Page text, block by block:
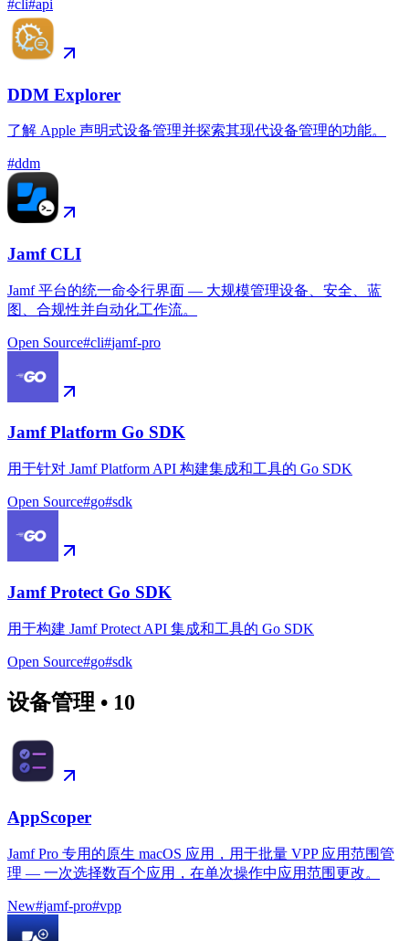
#cli#api
DDM Explorer
了解 Apple 声明式设备管理并探索其现代设备管理的功能。
#ddm
Jamf CLI
Jamf 平台的统一命令行界面 — 大规模管理设备、安全、蓝
图、合规性并自动化工作流。
Open Source#cli#jamf-pro
Jamf Platform Go SDK
用于针对 Jamf Platform API 构建集成和工具的 Go SDK
Open Source#go#sdk
Jamf Protect Go SDK
用于构建 Jamf Protect API 集成和工具的 Go SDK
Open Source#go#sdk
设备管理 • 10
AppScoper
Jamf Pro 专用的原生 macOS 应用，用于批量 VPP 应用范围管
理 — 一次选择数百个应用，在单次操作中应用范围更改。
New#jamf-pro#vpp